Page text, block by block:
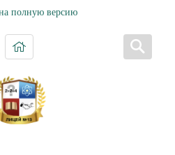
полную версию